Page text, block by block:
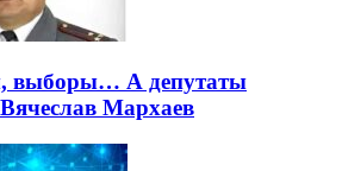
выборы… А депутаты
Мархаев